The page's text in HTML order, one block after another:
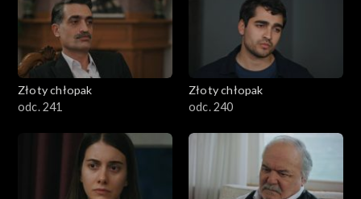
Złoty chłopak
odc. 241
Złoty chłopak
odc. 240